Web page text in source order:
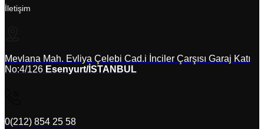
İletişim
Mevlana Mah. Evliya Çelebi Cad.i İnciler Çarşısı Garaj Katı
No:4/126 Esenyurt/İSTANBUL
0(212) 854 25 58